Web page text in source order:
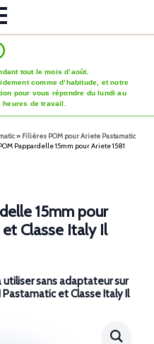
tout le mois d’août.
comme d’habitude, et notre
pour vous répondre du lundi au
heures de travail.
» Filières POM pour Ariete Pastamatic
Pappardelle 15mm pour Ariete 1581
15mm pour
Classe Italy Il
sans adaptateur sur
et Classe Italy Il